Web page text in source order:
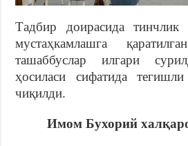
Тадбир доирасида тинчлик
мустаҳкамлашга
ташаббуслар илгари
ҳосиласи сифатида
чиқилди.
Имом Бухорий